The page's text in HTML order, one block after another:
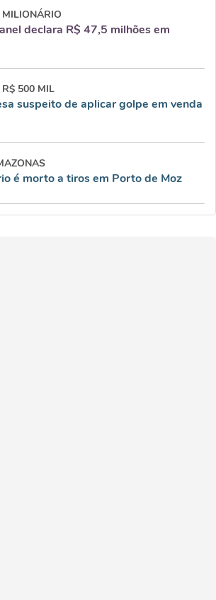
declara R$ 47,5 milhões em
R$ 500 MIL
suspeito de aplicar golpe em venda
é morto a tiros em Porto de Moz